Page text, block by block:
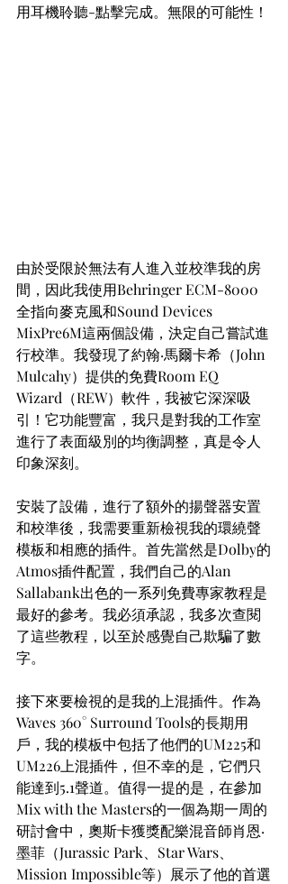
用耳機聆聽-點擊完成。無限的可能性！
由於受限於無法有人進入並校準我的房
間，因此我使用Behringer ECM-8000
全指向麥克風和Sound Devices
MixPre6M這兩個設備，決定自己嘗試進
行校準。我發現了約翰·馬爾卡希（John
Mulcahy）提供的免費Room EQ
Wizard（REW）軟件，我被它深深吸
引！它功能豐富，我只是對我的工作室
進行了表面級別的均衡調整，真是令人
印象深刻。
安裝了設備，進行了額外的揚聲器安置
和校準後，我需要重新檢視我的環繞聲
模板和相應的插件。首先當然是Dolby的
Atmos插件配置，我們自己的Alan
Sallabank出色的一系列免費專家教程是
最好的參考。我必須承認，我多次查閱
了這些教程，以至於感覺自己欺騙了數
字。
接下來要檢視的是我的上混插件。作為
Waves 360° Surround Tools的長期用
戶，我的模板中包括了他們的UM225和
UM226上混插件，但不幸的是，它們只
能達到5.1聲道。值得一提的是，在參加
Mix with the Masters的一個為期一周的
研討會中，奧斯卡獲獎配樂混音師肖恩·
墨菲（Jurassic Park、Star Wars、
Mission Impossible等）展示了他的首選